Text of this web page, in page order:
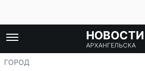
НОВОСТИ
АРХАНГЕЛЬСКА
ГОРОД